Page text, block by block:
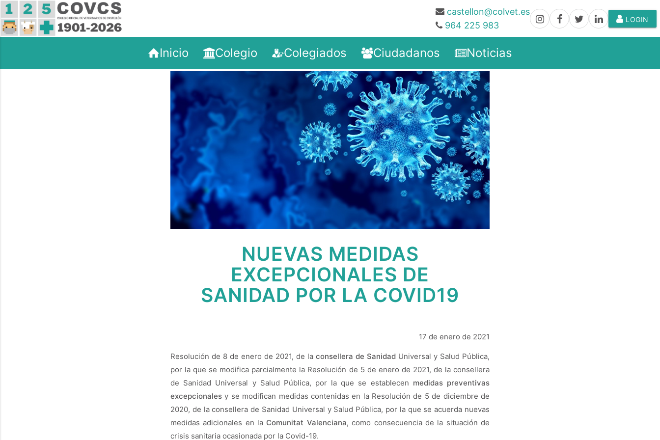
castellon@colvet.es
964 225 983
LOGIN
Inicio Colegio Colegiados Ciudadanos Noticias
NUEVAS MEDIDAS
EXCEPCIONALES DE
SANIDAD POR LA COVID19
17 de enero de 2021
Resolución de 8 de enero de 2021, de la consellera de Sanidad Universal y Salud Pública,
por la que se modifica parcialmente la Resolución de 5 de enero de 2021, de la consellera
de Sanidad Universal y Salud Pública, por la que se establecen medidas preventivas
excepcionales y se modifican medidas contenidas en la Resolución de 5 de diciembre de
2020, de la consellera de Sanidad Universal y Salud Pública, por la que se acuerda nuevas
medidas adicionales en la Comunitat Valenciana, como consecuencia de la situación de
crisis sanitaria ocasionada por la Covid-19.